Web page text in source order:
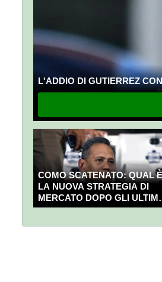
L'ADDIO DI GUTIERREZ
COMO SCATENATO: QUAL È
LA NUOVA STRATEGIA DI
MERCATO DOPO GLI ULTIMI
COLPI?